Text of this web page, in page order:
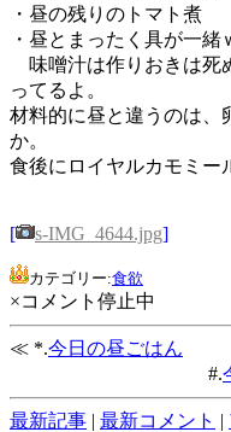
・昼の残りのトマト煮
・昼とまったく具が一緒
味噌汁は作りおきは死
ってるよ。
材料的に昼と違うのは、
か。
食後にロイヤルカモミー
[ s-IMG_4644.jpg]
カテゴリー:食欲
×コメント停止中
≪ *.今日の昼ごはん
#.
最新記事 | 最新コメント |